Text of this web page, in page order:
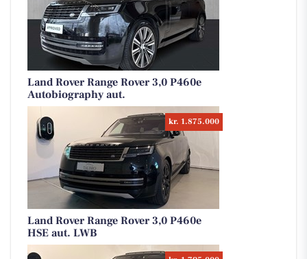
Land Rover Range Rover 3,0 P460e
Autobiography aut.
kr. 1.875.000
Land Rover Range Rover 3,0 P460e
HSE aut. LWB